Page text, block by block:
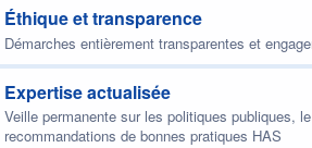
Éthique et transparence
Démarches entièrement transparentes et
Expertise actualisée
Veille permanente sur les politiques publiques,
recommandations de bonnes pratiques HAS